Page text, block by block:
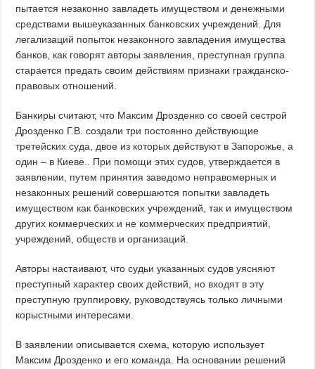
пытается незаконно завладеть имуществом и денежными
средствами вышеуказанных банковских учреждений. Для
легализаций попыток незаконного завладения имущества
банков, как говорят авторы заявления, преступная группа
старается предать своим действиям признаки гражданско-
правовых отношений.
Банкиры считают, что Максим Дрозденко со своей сестрой
Дрозденко Г.В. создали три постоянно действующие
третейских суда, двое из которых действуют в Запорожье, а
один – в Киеве.. При помощи этих судов, утверждается в
заявлении, путем принятия заведомо неправомерных и
незаконных решений совершаются попытки завладеть
имуществом как банковских учреждений, так и имуществом
других коммерческих и не коммерческих предприятий,
учреждений, обществ и организаций.
Авторы настаивают, что судьи указанных судов уясняют
преступный характер своих действий, но входят в эту
преступную группировку, руководствуясь только личными
корыстными интересами.
В заявлении описывается схема, которую использует
Максим Дрозденко и его команда. На основании решений